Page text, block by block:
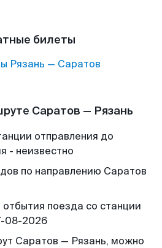
билеты
Рязань — Саратов
Саратов — Рязань
отправления до
- неизвестно
по направлению Саратов
поезда со станции
08-2026
Саратов — Рязань, можно